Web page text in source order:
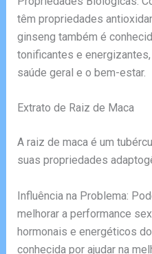
têm propriedades
ginseng também é
tonificantes e
saúde geral e o bem-estar.
Extrato de Raiz de Maca
A raiz de maca é um
suas propriedades
Influência na Problema:
melhorar a performance
hormonais e energéticos
conhecida por ajudar na